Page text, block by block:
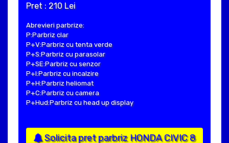
Pret : 210 Lei
Abrevieri parbrize:
P:Parbriz clar
P+V:Parbriz cu tenta verde
P+S:Parbriz cu parasolar
P+SE:Parbriz cu senzor
P+I:Parbriz cu incalzire
P+H:Parbriz heliomat
P+C:Parbriz cu camera
P+Hud:Parbriz cu head up display
Solicita pret parbriz HONDA CIVIC 8